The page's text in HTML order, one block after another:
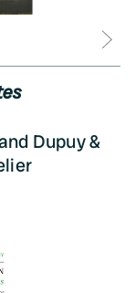
Dupuy &